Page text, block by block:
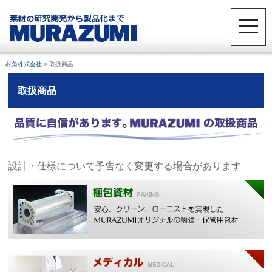
toggle
村角株式会社> 取扱商品
取扱商品
設計・仕様について予告なく変更する場合があります